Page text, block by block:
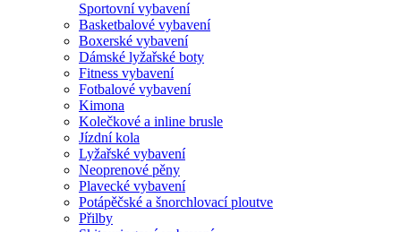
Sportovní vybavení
Basketbalové vybavení
Boxerské vybavení
Dámské lyžařské boty
Fitness vybavení
Fotbalové vybavení
Kimona
Kolečkové a inline brusle
Jízdní kola
Lyžařské vybavení
Neoprenové pěny
Plavecké vybavení
Potápěčské a šnorchlovací ploutve
Přilby